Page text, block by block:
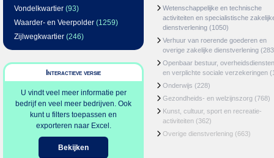
Vondelkwartier (93)
Waarder- en Veerpolder (1259)
Zijlwegkwartier (246)
Interactieve versie
U vindt veel meer informatie per
bedrijf en veel meer bedrijven. Ook
kunt u filters toepassen en
exporteren naar Excel.
Bekijken
Wetenschappelijke en technische
activiteiten en specialistische
dienstverlening (1050)
Verhuur van roerende goederen en
overige zakelijke dienstverlening
Openbaar bestuur, overheidsdiensten
en verplichte sociale verzekeringen
Onderwijs (228)
Gezondheids- en welzijnszorg (768)
Kunst, cultuur, sport en recreatie-
activiteiten (362)
Overige dienstverlening (663)